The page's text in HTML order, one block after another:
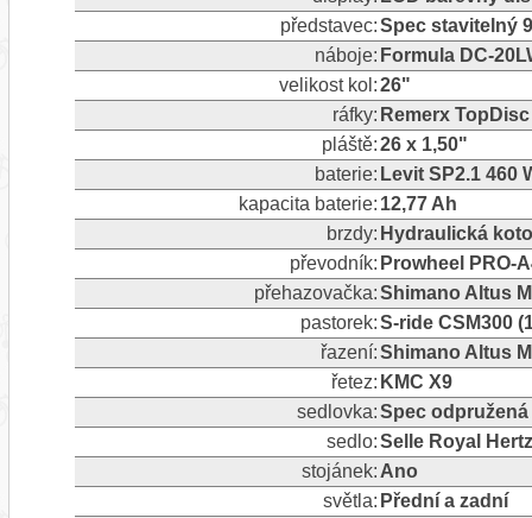
představec:Spec stavitelný
náboje: Formula DC-
velikost kol:26"
ráfky: Remerx
pláště:26 x 1,50"
baterie: Levit SP2.1 460
kapacita baterie: 12,77 Ah
brzdy: Hydraulická
převodník: Prowheel PRO-
přehazovačka:Shimano Altus
pastorek:S-ride CSM300
řazení:Shimano Altus
řetez: KMC X9
sedlovka:Spec odpružená
sedlo:Selle Royal Hertz
stojánek: Ano
světla: Přední a zadní